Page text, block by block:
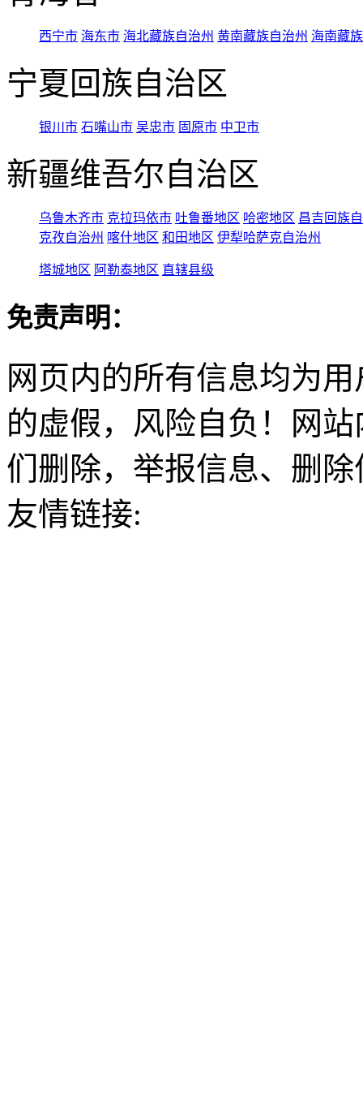
西宁市 海东市 海北藏族自治州 黄南藏族自治州 海南藏
宁夏回族自治区
银川市 石嘴山市 吴忠市 固原市 中卫市
新疆维吾尔自治区
乌鲁木齐市 克拉玛依市 吐鲁番地区 哈密地区 昌吉回族
克孜自治州 喀什地区 和田地区 伊犁哈萨克自治州
塔城地区 阿勒泰地区 直辖县级
免责声明：
网页内的所有信息均为
的虚假，风险自负！网
们删除，举报信息、删
友情链接: